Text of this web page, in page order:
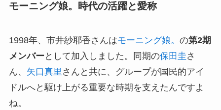
モーニング娘。時代の活躍と愛称
1998年、市井紗耶香さんはモーニング娘。 の第2期
メンバー として加入しました。同期の保田圭さ
ん、 矢口真里 さんと共に、グループが国民的アイ
ドルへと駆け上がる重要な時期を支えたんですよ
ね。